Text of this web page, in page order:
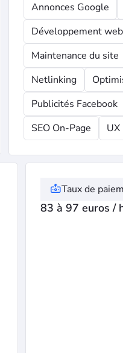
Annonces Google
Développement web
Maintenance du site
Netlinking
Publicités Facebook
SEO On-Page
UX
Taux de
83 à 97 euros /